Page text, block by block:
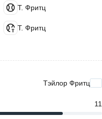
Т. Фритц
Т. Фритц
Тэйлор Фритц
11